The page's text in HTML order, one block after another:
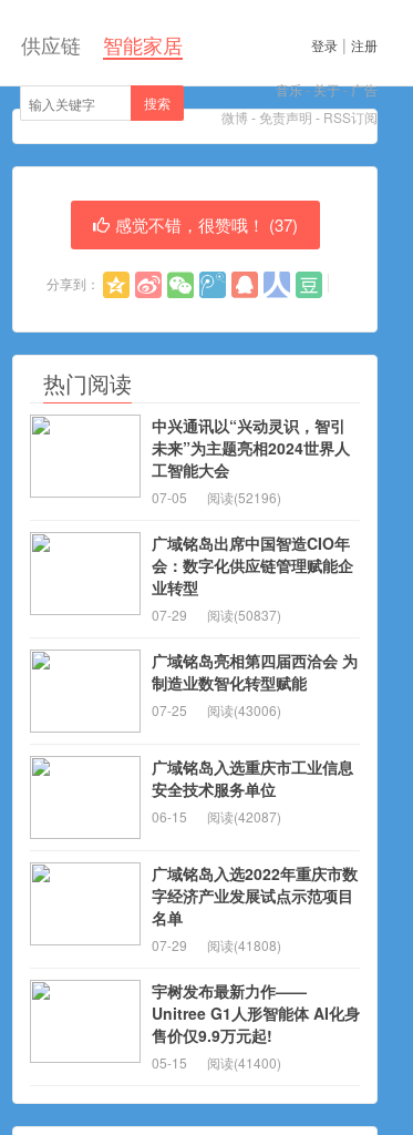
供应链 智能家居 登录 | 注册
音乐-关于-广告
微博 - 免责声明 - RSS订阅
搜索
感觉不错，很赞哦！ (37)
分享到：
热门阅读
中兴通讯以“兴动灵识，智引
未来”为主题亮相2024世界人
工智能大会
07-05 阅读(52196)
广域铭岛出席中国智造CIO年
会：数字化供应链管理赋能企
业转型
07-29 阅读(50837)
广域铭岛亮相第四届西洽会 为
制造业数智化转型赋能
07-25 阅读(43006)
广域铭岛入选重庆市工业信息
安全技术服务单位
06-15 阅读(42087)
广域铭岛入选2022年重庆市数
字经济产业发展试点示范项目
名单
07-29 阅读(41808)
宇树发布最新力作——
Unitree G1人形智能体 AI化身
售价仅9.9万元起!
05-15 阅读(41400)